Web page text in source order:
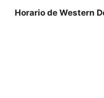
Horario de Western